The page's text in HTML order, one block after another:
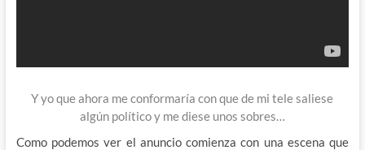
Y yo que ahora me conformaría con que de mi tele saliese
algún político y me diese unos sobres…
Como podemos ver el anuncio comienza con una escena que